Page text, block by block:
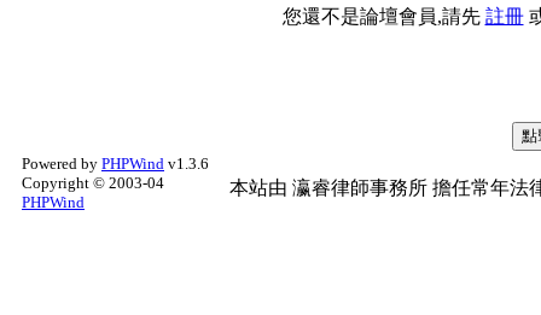
您還不是論壇會員,請先 註冊
Powered by PHPWind v1.3.6
Copyright © 2003-04
PHPWind
本站由 瀛睿律師事務所 擔任常年法